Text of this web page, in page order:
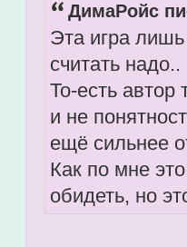
ДимаРойс
Эта игра
считать надо..
То-есть
и не
ещё сильнее
Как по мне
обидеть, но